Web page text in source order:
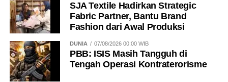
SJA Textile Hadirkan Strategic
Fabric Partner, Bantu Brand
Fashion dari Awal Produksi
DUNIA 07/08/2026 00:00 WIB
PBB: ISIS Masih Tangguh di
Tengah Operasi Kontraterorisme